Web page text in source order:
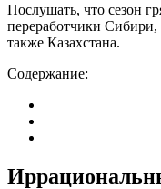
Послушать, что сезон
переработчики
также Казахстана.
Содержание: